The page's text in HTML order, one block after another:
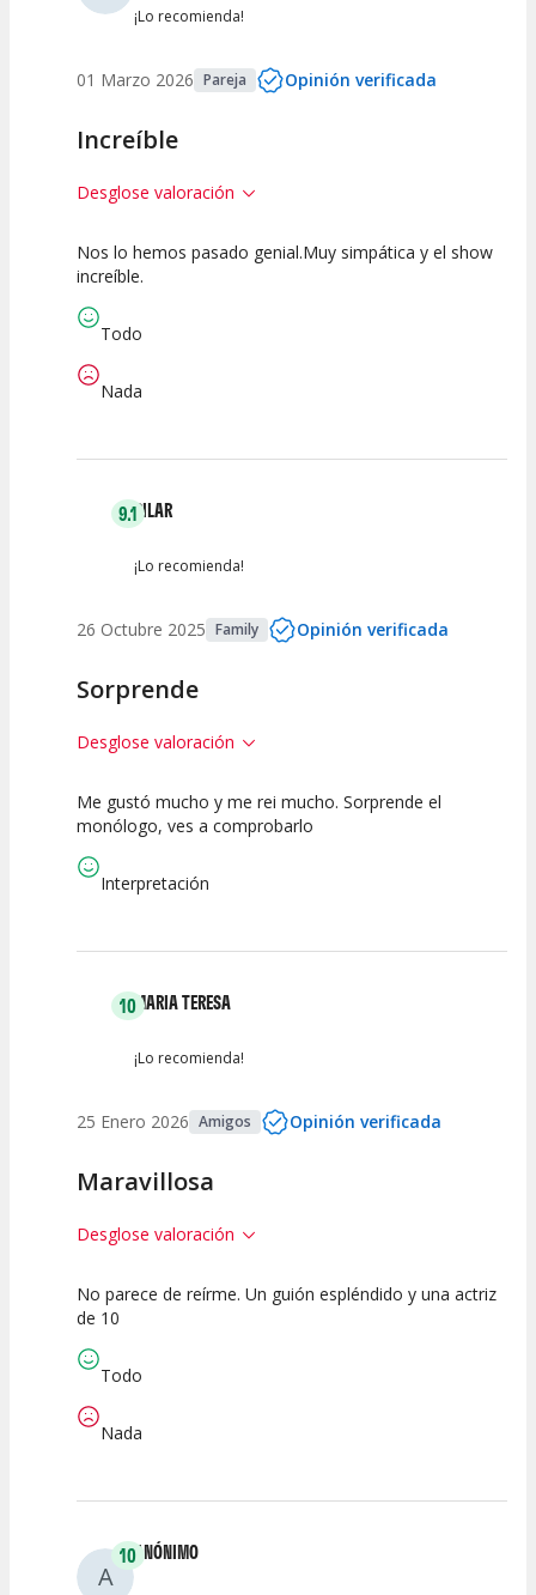
¡Lo recomienda!
01 Marzo 2026 Pareja Opinión verificada
Increíble
Desglose valoración
10
Espectáculo
10 10
Nos lo hemos pasado genial.Muy simpática y el show
increíble.
Todo
Nada
9.1PILAR
¡Lo recomienda!
26 Octubre 2025 Family Opinión verificada
Sorprende
Desglose valoración
7.5
Espectáculo
10 10
Me gustó mucho y me rei mucho. Sorprende el
monólogo, ves a comprobarlo
Interpretación
10MARIA TERESA
¡Lo recomienda!
25 Enero 2026 Amigos Opinión verificada
Maravillosa
Desglose valoración
10
Espectáculo
10 10
No parece de reírme. Un guión espléndido y una actriz
de 10
Todo
Nada
A
10ANÓNIMO